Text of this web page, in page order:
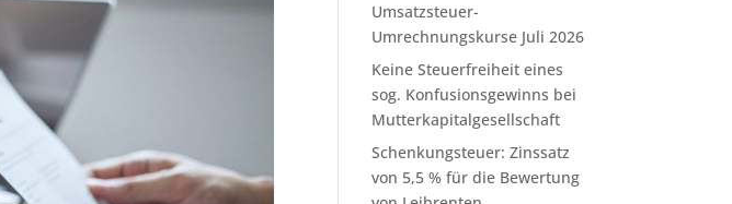
Umsatzsteuer-
Umrechnungskurse Juli 2026
Keine Steuerfreiheit eines
sog. Konfusionsgewinns bei
Mutterkapitalgesellschaft
Schenkungsteuer: Zinssatz
von 5,5 % für die Bewertung